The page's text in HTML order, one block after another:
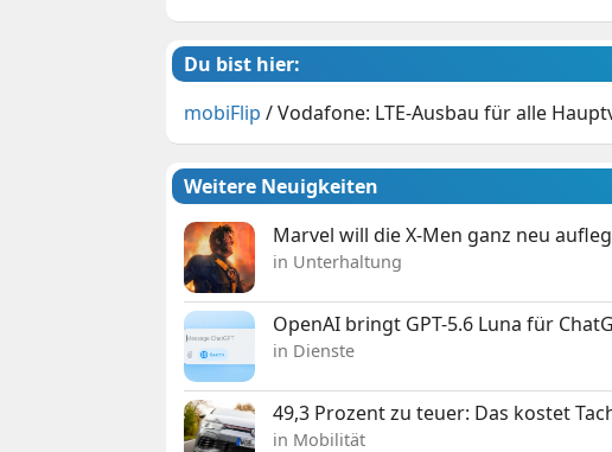
Du bist hier:
mobiFlip /Vodafone: LTE-Ausbau für alle
Weitere Neuigkeiten
Marvel will die X-Men ganz neu
in Unterhaltung
OpenAI bringt GPT-5.6 Luna für
in Dienste
49,3 Prozent zu teuer: Das kostet
in Mobilität